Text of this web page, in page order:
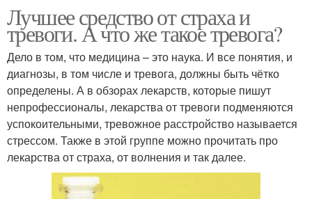
Лучшее средство от страха и
тревоги. А что же такое тревога?
Дело в том, что медицина – это наука. И все понятия, и
диагнозы, в том числе и тревога, должны быть чётко
определены. А в обзорах лекарств, которые пишут
непрофессионалы, лекарства от тревоги подменяются
успокоительными, тревожное расстройство называется
стрессом. Также в этой группе можно прочитать про
лекарства от страха, от волнения и так далее.